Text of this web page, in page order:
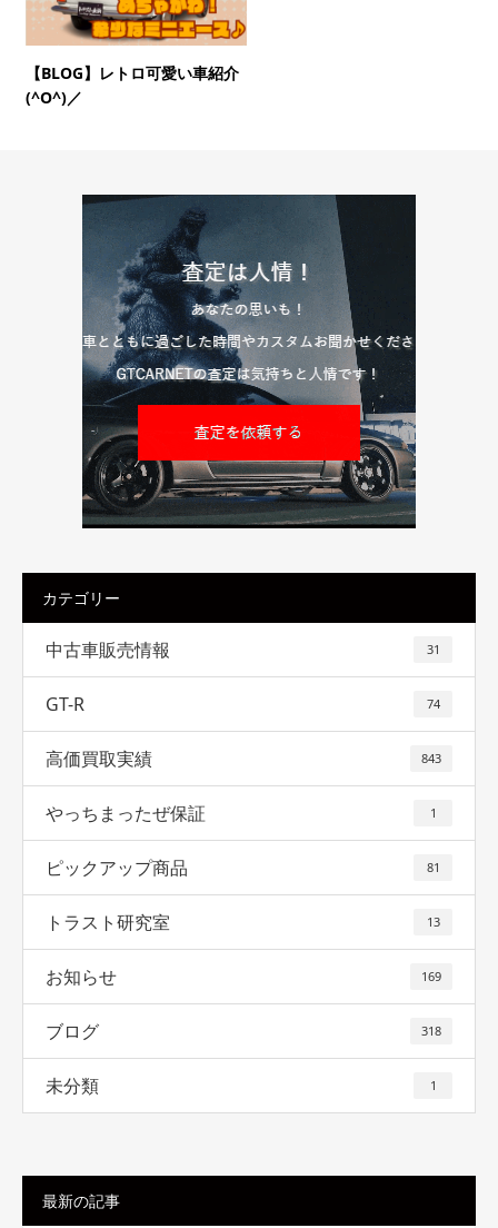
【BLOG】レトロ可愛い車紹介
(^O^)／
カテゴリー
中古車販売情報 31
GT-R 74
高価買取実績 843
やっちまったぜ保証 1
ピックアップ商品 81
トラスト研究室 13
お知らせ 169
ブログ 318
未分類 1
最新の記事